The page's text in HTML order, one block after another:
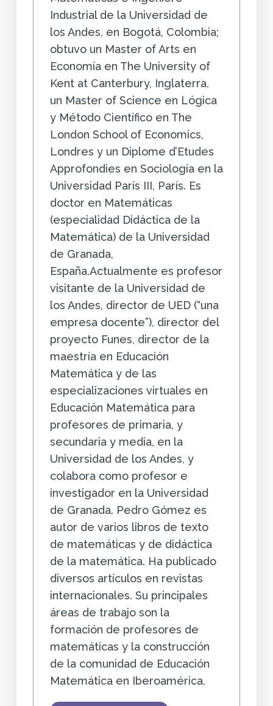
Industrial de la Universidad de
los Andes, en Bogotá, Colombia;
obtuvo un Master of Arts en
Economía en The University of
Kent at Canterbury, Inglaterra,
un Master of Science en Lógica
y Método Científico en The
London School of Economics,
Londres y un Diplome d’Etudes
Approfondies en Sociología en la
Universidad París III, París. Es
doctor en Matemáticas
(especialidad Didáctica de la
Matemática) de la Universidad
de Granada,
España.Actualmente es profesor
visitante de la Universidad de
los Andes, director de UED (“una
empresa docente”), director del
proyecto Funes, director de la
maestría en Educación
Matemática y de las
especializaciones virtuales en
Educación Matemática para
profesores de primaria, y
secundaria y media, en la
Universidad de los Andes, y
colabora como profesor e
investigador en la Universidad
de Granada. Pedro Gómez es
autor de varios libros de texto
de matemáticas y de didáctica
de la matemática. Ha publicado
diversos artículos en revistas
internacionales. Su principales
áreas de trabajo son la
formación de profesores de
matemáticas y la construcción
de la comunidad de Educación
Matemática en Iberoamérica.